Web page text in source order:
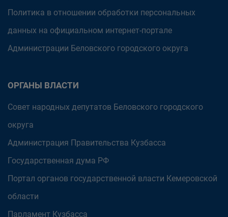
Политика в отношении обработки персональных
данных на официальном интернет-портале
Администрации Беловского городского округа
ОРГАНЫ ВЛАСТИ
Совет народных депутатов Беловского городского
округа
Администрация Правительства Кузбасса
Государственная дума РФ
Портал органов государственной власти Кемеровской
области
Парламент Кузбасса